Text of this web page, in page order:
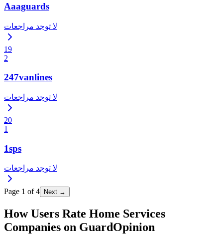
Aaaguards
لا توجد مراجعات
19
2
247vanlines
لا توجد مراجعات
20
1
1sps
لا توجد مراجعات
Page 1 of4 Next →
How Users Rate Home Services
Companies on GuardOpinion